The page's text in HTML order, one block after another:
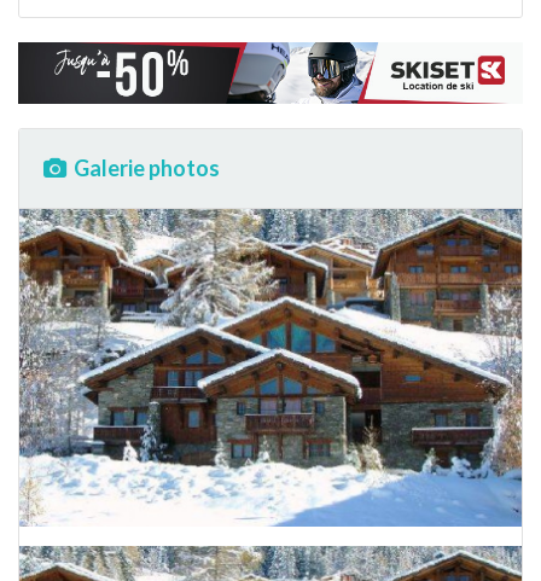
Galerie photos